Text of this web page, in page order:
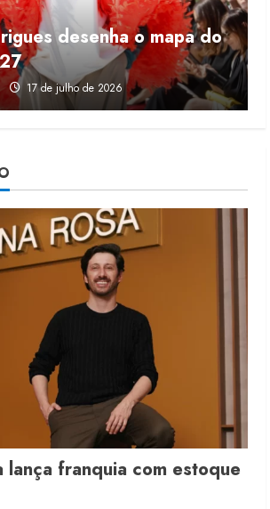
Morena Rosa lança franquia com
estoque consignado
4 de agosto de 2026
Mercosul-UE prevê transição longa
para vestuário
3 de agosto de 2026
desenha o mapa do
17 de julho de 2026
lança franquia com estoque